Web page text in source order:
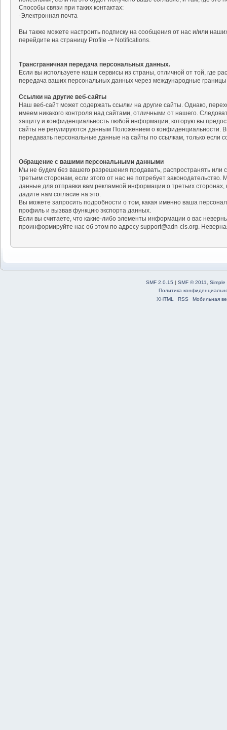
Способы связи при таких контактах:
-Электронная почта
Вы также можете настроить подписку на сообщения от нас и/или
перейдите на страницу Profile -> Notifications.
Трансграничная передача персональных данных.
Если вы используете наши сервисы из страны, отличной от той, где
передача ваших персональных данных через международные
Ссылки на другие веб-сайты
Наш веб-сайт может содержать ссылки на другие сайты. Однако,
имеем никакого контроля над сайтами, отличными от нашего.
защиту и конфиденциальность любой информации, которую вы
сайты не регулируются данным Положением о конфиденциальности.
передавать персональные данные на сайты по ссылкам, только если
Обращение с вашими персональными данными
Мы не будем без вашего разрешения продавать, распространять
третьим сторонам, если этого от нас не потребует
данные для отправки вам рекламной информации о третьих сторонах,
дадите нам согласие на это.
Вы можете запросить подробности о том, какая именно ваша
профиль и вызвав функцию экспорта данных.
Если вы считаете, что какие-либо элементы информации о вас
проинформируйте нас об этом по адресу support@adn-cis.org.
SMF 2.0.15 | SMF © 2011
Simple
Политика
XHTML
RSS Мобильная